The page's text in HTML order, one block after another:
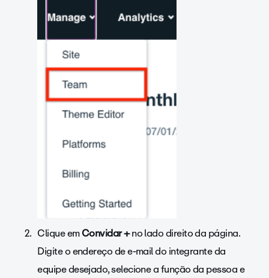
Clique emConvidar +no lado direito da página.
Digite o endereço de e-mail do integrante da
equipe desejado, selecione a função da pessoa e